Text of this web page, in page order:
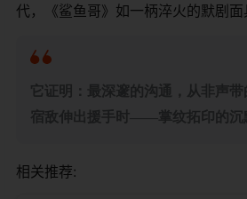
代，《鲨鱼哥》如一柄淬火的默剧面
它证明：最深邃的沟通，从非声
宿敌伸出援手时——掌纹拓印的沉
相关推荐: